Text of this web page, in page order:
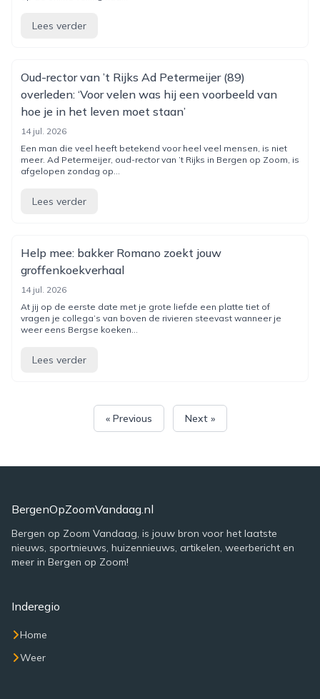
Lees verder
Oud-rector van ’t Rijks Ad Petermeijer (89)
overleden: ‘Voor velen was hij een voorbeeld van
hoe je in het leven moet staan’
14 jul. 2026
Een man die veel heeft betekend voor heel veel mensen, is niet
meer. Ad Petermeijer, oud-rector van ’t Rijks in Bergen op Zoom, is
afgelopen zondag op...
Lees verder
Help mee: bakker Romano zoekt jouw
groffenkoekverhaal
14 jul. 2026
At jij op de eerste date met je grote liefde een platte tiet of
vragen je collega’s van boven de rivieren steevast wanneer je
weer eens Bergse koeken...
Lees verder
« Previous Next »
BergenOpZoomVandaag.nl
Bergen op Zoom Vandaag, is jouw bron voor het laatste
nieuws, sportnieuws, huizennieuws, artikelen, weerbericht en
meer in Bergen op Zoom!
Inderegio
Home
Weer